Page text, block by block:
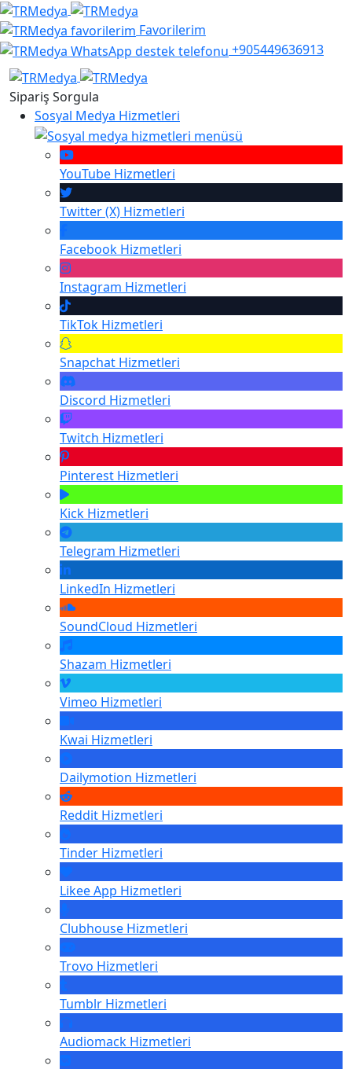
Favorilerim
+905449636913
Sipariş Sorgula
Sosyal Medya Hizmetleri
YouTube Hizmetleri
Twitter (X) Hizmetleri
Facebook Hizmetleri
Instagram Hizmetleri
TikTok Hizmetleri
Snapchat Hizmetleri
Discord Hizmetleri
Twitch Hizmetleri
Pinterest Hizmetleri
Kick Hizmetleri
Telegram Hizmetleri
LinkedIn Hizmetleri
SoundCloud Hizmetleri
Shazam Hizmetleri
Vimeo Hizmetleri
Kwai Hizmetleri
Dailymotion Hizmetleri
Reddit Hizmetleri
Tinder Hizmetleri
Likee App Hizmetleri
Clubhouse Hizmetleri
Trovo Hizmetleri
Tumblr Hizmetleri
Audiomack Hizmetleri